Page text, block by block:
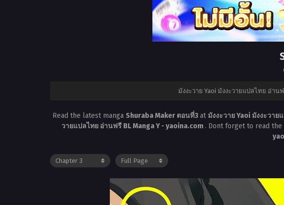
มังงะวาย Yaoi มังงะวายแปลไทย อ่าน
Read the latest manga Shuraba Maker ตอนที่3at มังงะวาย Yaoi มังงะวา
วายแปลไทย อ่านฟรี BL Manga Y - yaoina.com . Dont forget to read